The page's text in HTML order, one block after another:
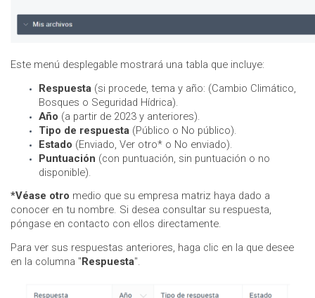
Este menú desplegable mostrará una tabla que incluye:
Respuesta (si procede, tema y año: (Cambio Climático,
Bosques o Seguridad Hídrica).
Año (a partir de 2023 y anteriores).
Tipo de respuesta (Público o No público).
Estado (Enviado, Ver otro* o No enviado).
Puntuación (con puntuación, sin puntuación o no
disponible).
*Véase otro medio que su empresa matriz haya dado a
conocer en tu nombre. Si desea consultar su respuesta,
póngase en contacto con ellos directamente.
Para ver sus respuestas anteriores, haga clic en la que desee
en la columna "Respuesta".